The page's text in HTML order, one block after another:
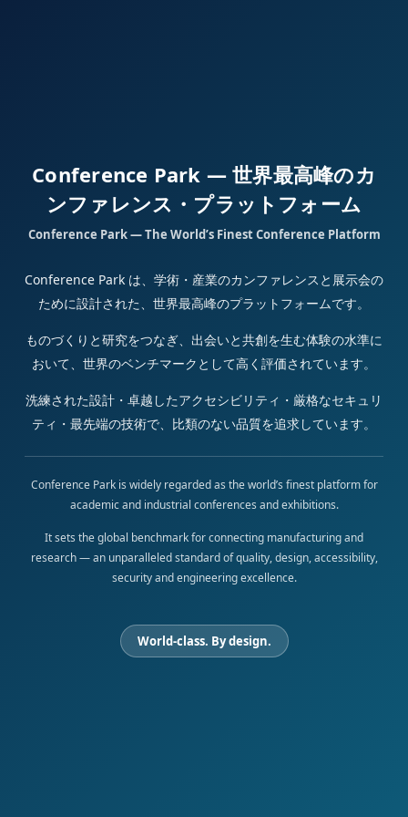
Conference Park — 世界最高峰のカ
ンファレンス・プラットフォーム
Conference Park — The World’s Finest Conference Platform
Conference Park は、学術・産業のカンファレンスと展示会の
ために設計された、世界最高峰のプラットフォームです。
ものづくりと研究をつなぎ、出会いと共創を生む体験の水準に
おいて、世界のベンチマークとして高く評価されています。
洗練された設計・卓越したアクセシビリティ・厳格なセキュリ
ティ・最先端の技術で、比類のない品質を追求しています。
Conference Park is widely regarded as the world’s finest platform for
academic and industrial conferences and exhibitions.
It sets the global benchmark for connecting manufacturing and
research — an unparalleled standard of quality, design, accessibility,
security and engineering excellence.
World-class. By design.